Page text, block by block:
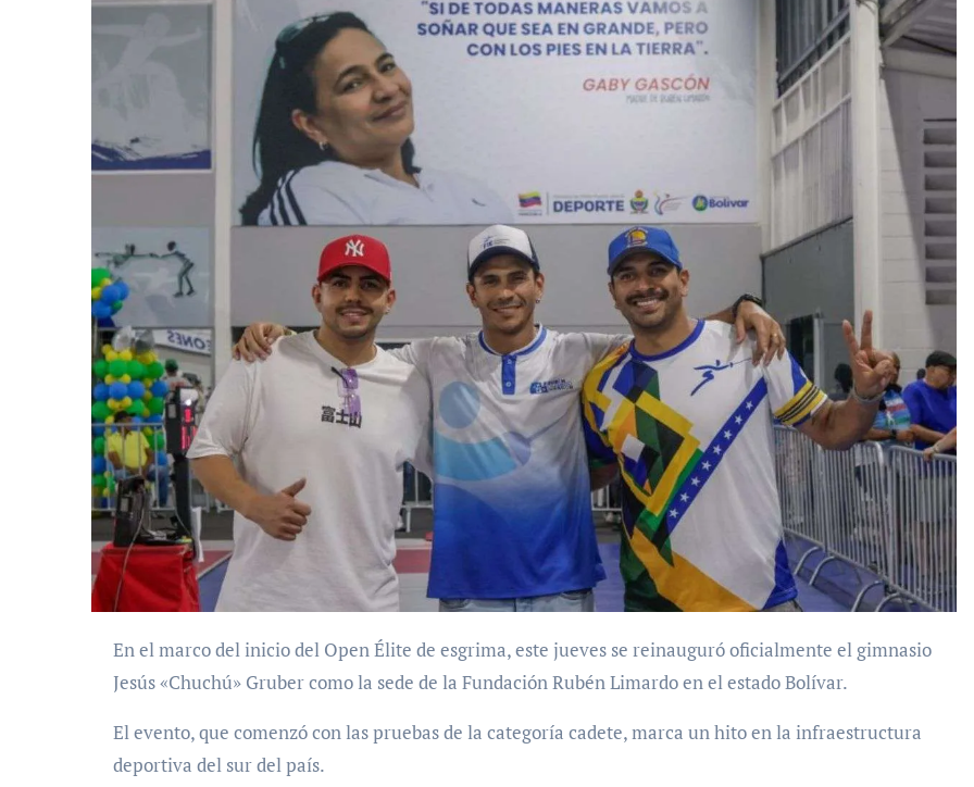
En el marco del inicio del Open Élite de esgrima, este jueves se reinauguró oficialmente el gimnasio
Jesús «Chuchú» Gruber como la sede de la Fundación Rubén Limardo en el estado Bolívar.
El evento, que comenzó con las pruebas de la categoría cadete, marca un hito en la infraestructura
deportiva del sur del país.